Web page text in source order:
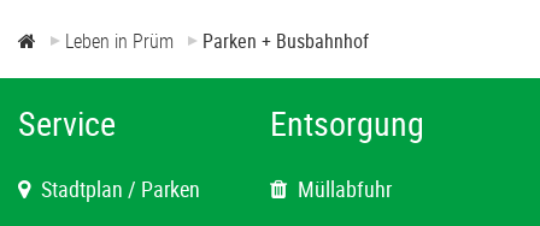
Leben in Prüm Parken + Busbahnhof
Service
Stadtplan / Parken
Entsorgung
Müllabfuhr